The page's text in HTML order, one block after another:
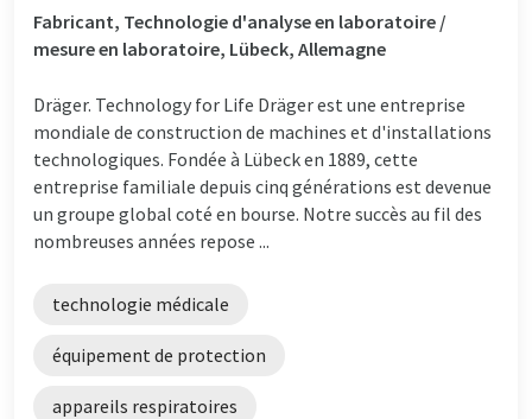
Fabricant, Technologie d'analyse en laboratoire /
mesure en laboratoire, Lübeck, Allemagne
Dräger. Technology for Life Dräger est une entreprise
mondiale de construction de machines et d'installations
technologiques. Fondée à Lübeck en 1889, cette
entreprise familiale depuis cinq générations est devenue
un groupe global coté en bourse. Notre succès au fil des
nombreuses années repose ...
technologie médicale
équipement de protection
appareils respiratoires